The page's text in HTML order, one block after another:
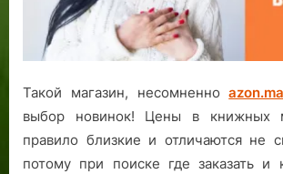
Такой магазин, несомненно
выбор новинок! Цены в книжных
правило близкие и отличаются не
потому при поиске где заказать и